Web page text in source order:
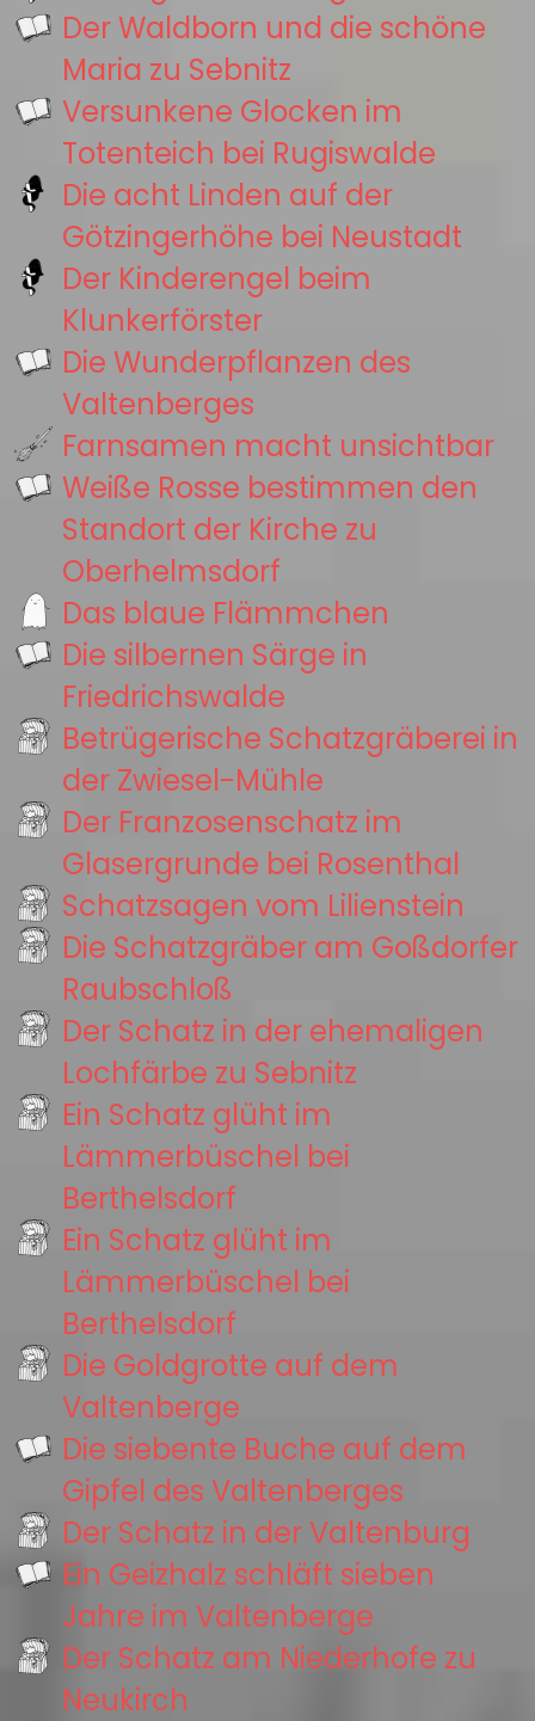
Der Waldborn und die schöne
Maria zu Sebnitz
Versunkene Glocken im
Totenteich bei Rugiswalde
Die acht Linden auf der
Götzingerhöhe bei Neustadt
Der Kinderengel beim
Klunkerförster
Die Wunderpflanzen des
Valtenberges
Farnsamen macht unsichtbar
Weiße Rosse bestimmen den
Standort der Kirche zu
Oberhelmsdorf
Das blaue Flämmchen
Die silbernen Särge in
Friedrichswalde
Betrügerische Schatzgräberei in
der Zwiesel-Mühle
Der Franzosenschatz im
Glasergrunde bei Rosenthal
Schatzsagen vom Lilienstein
Die Schatzgräber am Goßdorfer
Raubschloß
Der Schatz in der ehemaligen
Lochfärbe zu Sebnitz
Ein Schatz glüht im
Lämmerbüschel bei
Berthelsdorf
Ein Schatz glüht im
Lämmerbüschel bei
Berthelsdorf
Die Goldgrotte auf dem
Valtenberge
Die siebente Buche auf dem
Gipfel des Valtenberges
Der Schatz in der Valtenburg
Ein Geizhalz schläft sieben
Jahre im Valtenberge
Der Schatz am Niederhofe zu
Neukirch